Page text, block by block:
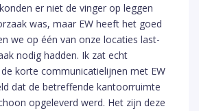
er niet de vinger op leggen
was, maar EW heeft het goed
we op één van onze locaties last-
nodig hadden. Ik zat echt
korte communicatielijnen met EW
dat de betreffende kantoorruimte
opgeleverd werd. Het zijn deze